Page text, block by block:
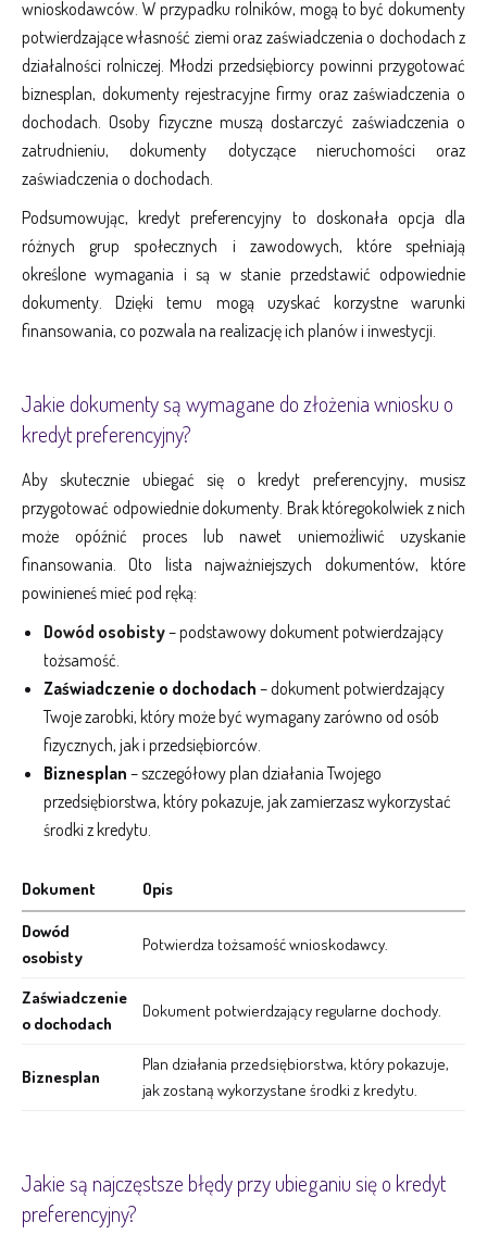
wnioskodawców. W przypadku rolników, mogą to być dokumenty
potwierdzające własność ziemi oraz zaświadczenia o dochodach z
działalności rolniczej. Młodzi przedsiębiorcy powinni przygotować
biznesplan, dokumenty rejestracyjne firmy oraz zaświadczenia o
dochodach. Osoby fizyczne muszą dostarczyć zaświadczenia o
zatrudnieniu, dokumenty dotyczące nieruchomości oraz
zaświadczenia o dochodach.
Podsumowując, kredyt preferencyjny to doskonała opcja dla
różnych grup społecznych i zawodowych, które spełniają
określone wymagania i są w stanie przedstawić odpowiednie
dokumenty. Dzięki temu mogą uzyskać korzystne warunki
finansowania, co pozwala na realizację ich planów i inwestycji.
Jakie dokumenty są wymagane do złożenia wniosku o
kredyt preferencyjny?
Aby skutecznie ubiegać się o kredyt preferencyjny, musisz
przygotować odpowiednie dokumenty. Brak któregokolwiek z nich
może opóźnić proces lub nawet uniemożliwić uzyskanie
finansowania. Oto lista najważniejszych dokumentów, które
powinieneś mieć pod ręką:
Dowód osobisty– podstawowy dokument potwierdzający
tożsamość.
Zaświadczenie o dochodach – dokument potwierdzający
Twoje zarobki, który może być wymagany zarówno od osób
fizycznych, jak i przedsiębiorców.
Biznesplan – szczegółowy plan działania Twojego
przedsiębiorstwa, który pokazuje, jak zamierzasz wykorzystać
środki z kredytu.
Dokument Opis
Dowód
osobisty
Potwierdza tożsamość wnioskodawcy.
Zaświadczenie
o dochodach
Dokument potwierdzający regularne dochody.
Biznesplan
Plan działania przedsiębiorstwa, który pokazuje,
jak zostaną wykorzystane środki z kredytu.
Jakie są najczęstsze błędy przy ubieganiu się o kredyt
preferencyjny?